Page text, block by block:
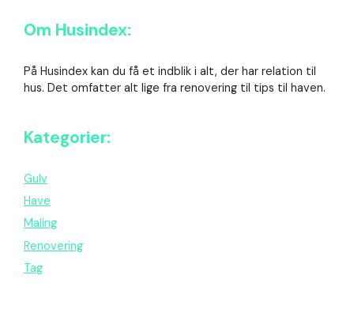
Om Husindex:
På Husindex kan du få et indblik i alt, der har relation til
hus. Det omfatter alt lige fra renovering til tips til haven.
Kategorier:
Gulv
Have
Maling
Renovering
Tag